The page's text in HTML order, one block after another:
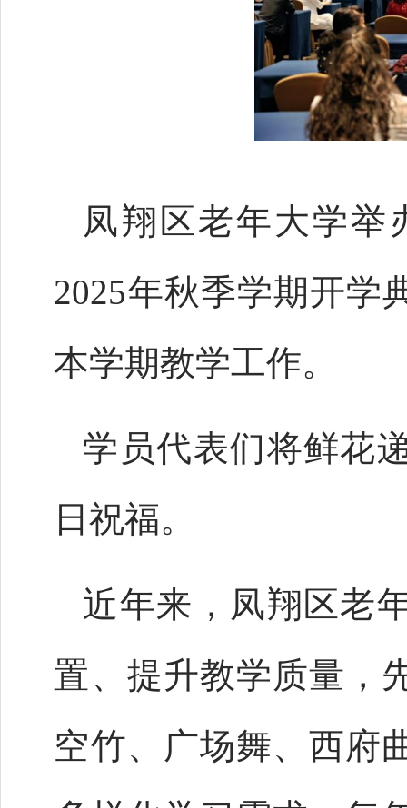
凤翔区老年大学举
2025年秋季学期开学
本学期教学工作。
学员代表们将鲜花
日祝福。
近年来，凤翔区老
置、提升教学质量，
空竹、广场舞、西府